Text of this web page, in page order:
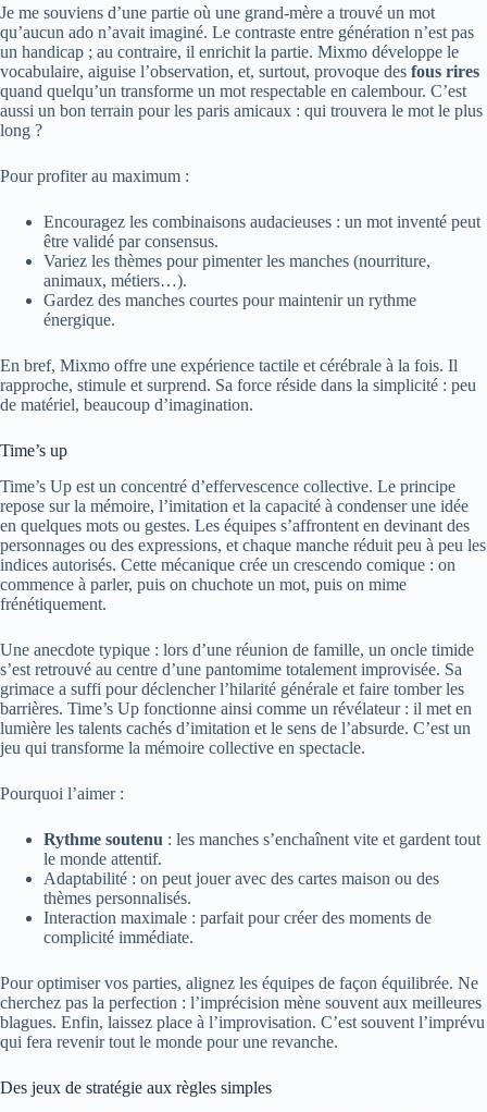
Je me souviens d’une partie où une grand-mère a trouvé un mot
qu’aucun ado n’avait imaginé. Le contraste entre génération n’est pas
un handicap ; au contraire, il enrichit la partie. Mixmo développe le
vocabulaire, aiguise l’observation, et, surtout, provoque des fous rires
quand quelqu’un transforme un mot respectable en calembour. C’est
aussi un bon terrain pour les paris amicaux : qui trouvera le mot le plus
long ?
Pour profiter au maximum :
Encouragez les combinaisons audacieuses : un mot inventé peut
être validé par consensus.
Variez les thèmes pour pimenter les manches (nourriture,
animaux, métiers…).
Gardez des manches courtes pour maintenir un rythme
énergique.
En bref, Mixmo offre une expérience tactile et cérébrale à la fois. Il
rapproche, stimule et surprend. Sa force réside dans la simplicité : peu
de matériel, beaucoup d’imagination.
Time’s up
Time’s Up est un concentré d’effervescence collective. Le principe
repose sur la mémoire, l’imitation et la capacité à condenser une idée
en quelques mots ou gestes. Les équipes s’affrontent en devinant des
personnages ou des expressions, et chaque manche réduit peu à peu les
indices autorisés. Cette mécanique crée un crescendo comique : on
commence à parler, puis on chuchote un mot, puis on mime
frénétiquement.
Une anecdote typique : lors d’une réunion de famille, un oncle timide
s’est retrouvé au centre d’une pantomime totalement improvisée. Sa
grimace a suffi pour déclencher l’hilarité générale et faire tomber les
barrières. Time’s Up fonctionne ainsi comme un révélateur : il met en
lumière les talents cachés d’imitation et le sens de l’absurde. C’est un
jeu qui transforme la mémoire collective en spectacle.
Pourquoi l’aimer :
Rythme soutenu : les manches s’enchaînent vite et gardent tout
le monde attentif.
Adaptabilité : on peut jouer avec des cartes maison ou des
thèmes personnalisés.
Interaction maximale : parfait pour créer des moments de
complicité immédiate.
Pour optimiser vos parties, alignez les équipes de façon équilibrée. Ne
cherchez pas la perfection : l’imprécision mène souvent aux meilleures
blagues. Enfin, laissez place à l’improvisation. C’est souvent l’imprévu
qui fera revenir tout le monde pour une revanche.
Des jeux de stratégie aux règles simples